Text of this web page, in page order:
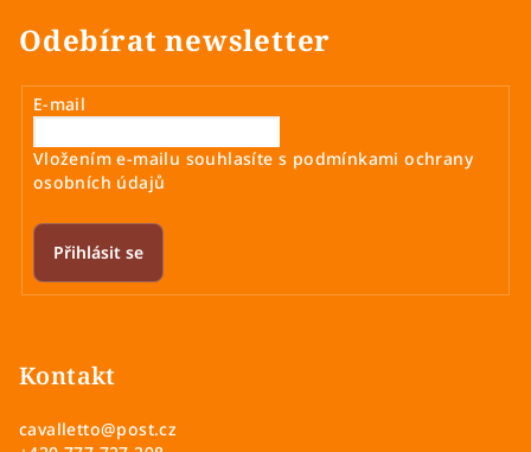
Odebírat newsletter
E-mail
Vložením e-mailu souhlasíte s podmínkami ochrany
osobních údajů
Přihlásit se
Kontakt
cavalletto@post.cz